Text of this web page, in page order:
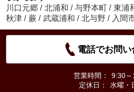
川口元郷 / 北浦和 / 与野本町 / 東浦
秋津 / 蕨 / 武蔵浦和 / 北与野 / 入間
電話でお問い
営業時間：
9:30
定休日：
水曜・